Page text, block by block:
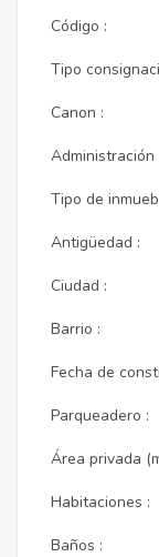
Código :
Tipo
Canon :
Administración
Tipo de
Antigüedad :
Ciudad :
Barrio :
Fecha de
Parqueadero :
Área privada
Habitaciones :
Baños :